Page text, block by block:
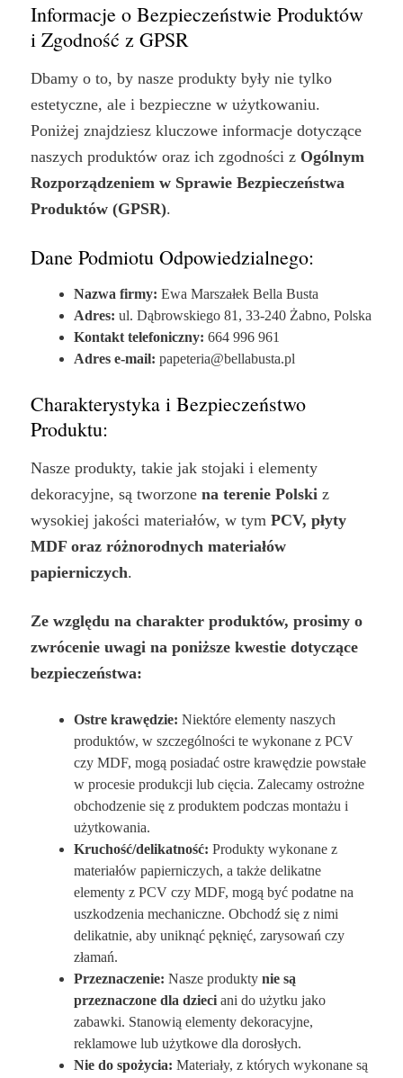
Informacje o Bezpieczeństwie Produktów
i Zgodność z GPSR
Dbamy o to, by nasze produkty były nie tylko
estetyczne, ale i bezpieczne w użytkowaniu.
Poniżej znajdziesz kluczowe informacje dotyczące
naszych produktów oraz ich zgodności z Ogólnym
Rozporządzeniem w Sprawie Bezpieczeństwa
Produktów (GPSR).
Dane Podmiotu Odpowiedzialnego:
Nazwa firmy: Ewa Marszałek Bella Busta
Adres: ul. Dąbrowskiego 81, 33-240 Żabno, Polska
Kontakt telefoniczny: 664 996 961
Adres e-mail: papeteria@bellabusta.pl
Charakterystyka i Bezpieczeństwo
Produktu:
Nasze produkty, takie jak stojaki i elementy
dekoracyjne, są tworzone na terenie Polski z
wysokiej jakości materiałów, w tym PCV, płyty
MDF oraz różnorodnych materiałów
papierniczych.
Ze względu na charakter produktów, prosimy o
zwrócenie uwagi na poniższe kwestie dotyczące
bezpieczeństwa:
Ostre krawędzie: Niektóre elementy naszych
produktów, w szczególności te wykonane z PCV
czy MDF, mogą posiadać ostre krawędzie powstałe
w procesie produkcji lub cięcia. Zalecamy ostrożne
obchodzenie się z produktem podczas montażu i
użytkowania.
Kruchość/delikatność: Produkty wykonane z
materiałów papierniczych, a także delikatne
elementy z PCV czy MDF, mogą być podatne na
uszkodzenia mechaniczne. Obchodź się z nimi
delikatnie, aby uniknąć pęknięć, zarysowań czy
złamań.
Przeznaczenie: Nasze produkty nie są
przeznaczone dla dzieci ani do użytku jako
zabawki. Stanowią elementy dekoracyjne,
reklamowe lub użytkowe dla dorosłych.
Nie do spożycia: Materiały, z których wykonane są